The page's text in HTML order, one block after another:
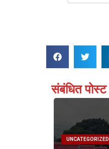
संबंधित पोस्ट
UNCATEGORIZED